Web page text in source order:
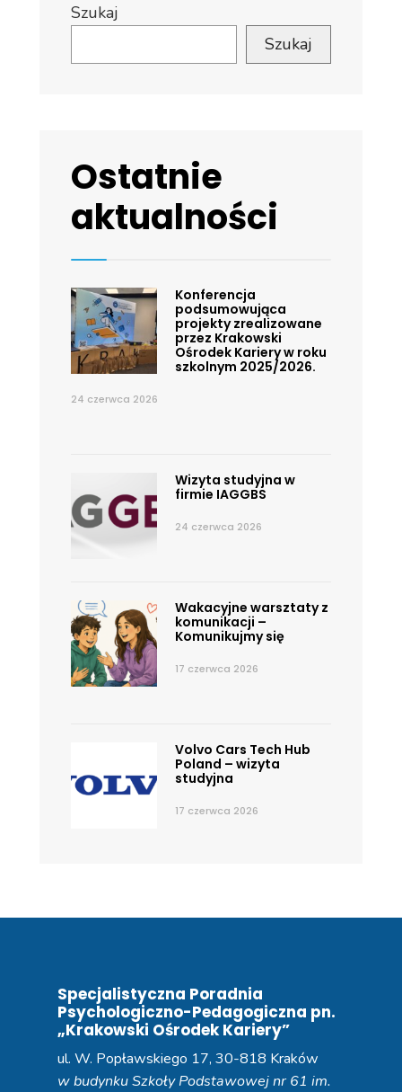
Szukaj
Szukaj
Ostatnie
aktualności
Konferencja
podsumowująca
projekty zrealizowane
przez Krakowski
Ośrodek Kariery w roku
szkolnym 2025/2026.
24 czerwca 2026
Wizyta studyjna w
firmie IAGGBS
24 czerwca 2026
Wakacyjne warsztaty z
komunikacji –
Komunikujmy się
17 czerwca 2026
Volvo Cars Tech Hub
Poland – wizyta
studyjna
17 czerwca 2026
Specjalistyczna Poradnia
Psychologiczno-Pedagogiczna pn.
„Krakowski Ośrodek Kariery”
ul. W. Popławskiego 17, 30-818 Kraków
w budynku Szkoły Podstawowej nr 61 im.